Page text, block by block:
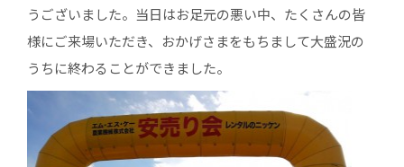
うございました。当日はお足元の悪い中、たくさんの皆
様にご来場いただき、おかげさまをもちまして大盛況の
うちに終わることができました。